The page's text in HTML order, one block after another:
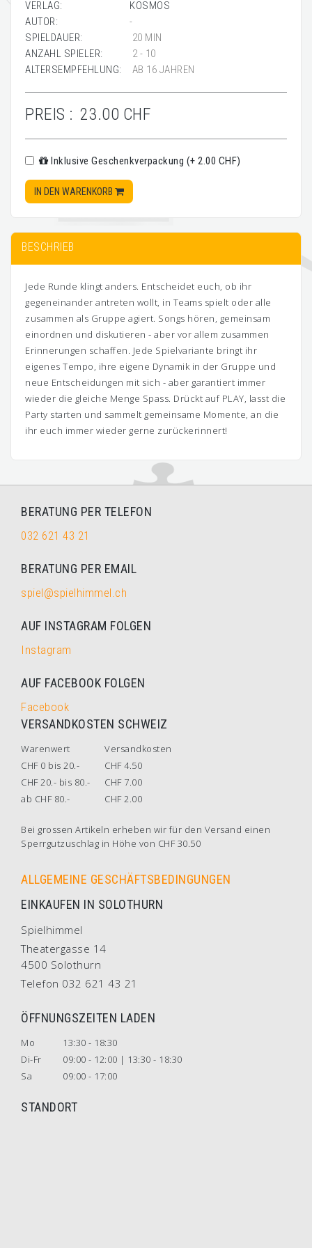
VERLAG:
KOSMOS
AUTOR:
-
SPIELDAUER:
20 MIN
ANZAHL SPIELER:
2 - 10
ALTERSEMPFEHLUNG:
AB 16 JAHREN
PREIS : 23.00 CHF
Inklusive Geschenkverpackung (+ 2.00 CHF)
IN DEN WARENKORB
BESCHRIEB
Jede Runde klingt anders. Entscheidet euch, ob ihr
gegeneinander antreten wollt, in Teams spielt oder alle
zusammen als Gruppe agiert. Songs hören, gemeinsam
einordnen und diskutieren - aber vor allem zusammen
Erinnerungen schaffen. Jede Spielvariante bringt ihr
eigenes Tempo, ihre eigene Dynamik in der Gruppe und
neue Entscheidungen mit sich - aber garantiert immer
wieder die gleiche Menge Spass. Drückt auf PLAY, lasst die
Party starten und sammelt gemeinsame Momente, an die
ihr euch immer wieder gerne zurückerinnert!
BERATUNG PER TELEFON
032 621 43 21
BERATUNG PER EMAIL
spiel@spielhimmel.ch
AUF INSTAGRAM FOLGEN
Instagram
AUF FACEBOOK FOLGEN
Facebook
VERSANDKOSTEN SCHWEIZ
Warenwert
Versandkosten
CHF 0 bis 20.-
CHF 4.50
CHF 20.- bis 80.-
CHF 7.00
ab CHF 80.-
CHF 2.00
Bei grossen Artikeln erheben wir für den Versand einen
Sperrgutzuschlag in Höhe von CHF 30.50
ALLGEMEINE GESCHÄFTSBEDINGUNGEN
EINKAUFEN IN SOLOTHURN
Spielhimmel
Theatergasse 14
4500 Solothurn
Telefon 032 621 43 21
ÖFFNUNGSZEITEN LADEN
Mo
13:30 - 18:30
Di-Fr
09:00 - 12:00 | 13:30 - 18:30
Sa
09:00 - 17:00
STANDORT